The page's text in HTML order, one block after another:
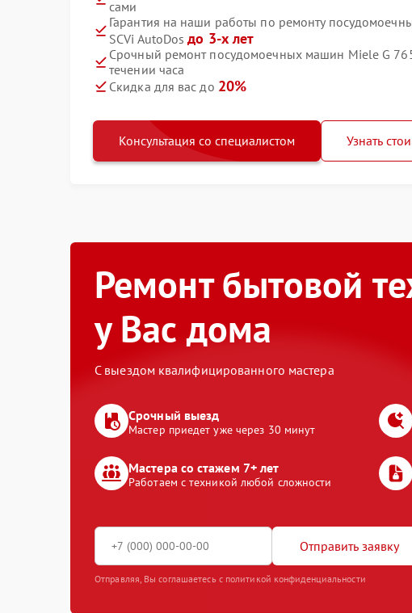
сами
Гарантия на наши работы по ремонту
SCVi AutoDosдо 3-х лет
Срочный ремонт посудомоечных машин Miele G
течении часа
Скидка для вас до 20%
Консультация со специалистом Узнать
Ремонт бытовой
у Вас дома
С выездом квалифицированного мастера
Срочный выезд
Мастер приедет уже через 30 минут
Мастера со стажем 7+ лет
Работаем с техникой любой сложности
Отправить заявку
Отправляя, Вы соглашаетесь с политикой конфиденциальности